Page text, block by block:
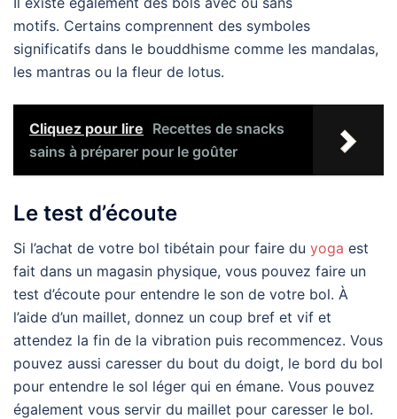
motifs. Certains comprennent des symboles
significatifs dans le bouddhisme comme les mandalas,
les mantras ou la fleur de lotus.
Cliquez pour lire Recettes de snacks
sains à préparer pour le goûter
Le test d’écoute
Si l’achat de votre bol tibétain pour faire du yoga est
fait dans un magasin physique, vous pouvez faire un
test d’écoute pour entendre le son de votre bol. À
l’aide d’un maillet, donnez un coup bref et vif et
attendez la fin de la vibration puis recommencez. Vous
pouvez aussi caresser du bout du doigt, le bord du bol
pour entendre le sol léger qui en émane. Vous pouvez
également vous servir du maillet pour caresser le bol.